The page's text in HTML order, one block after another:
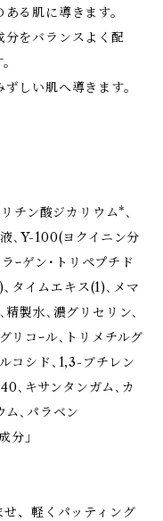
る肌に導きます。
をバランスよく配
しい肌へ導きます。
チン酸ジカリウム*､
､Y-100(ヨクイニン分
ｰゲン･トリペプチド
タイムエキス(1)､メマ
製水､濃グリセリン､
リコｰル､トリメチルグ
コシド､1,3-ブチレン
､キサンタンガム､カ
ム､パラベン
分｣
、軽くパッティング